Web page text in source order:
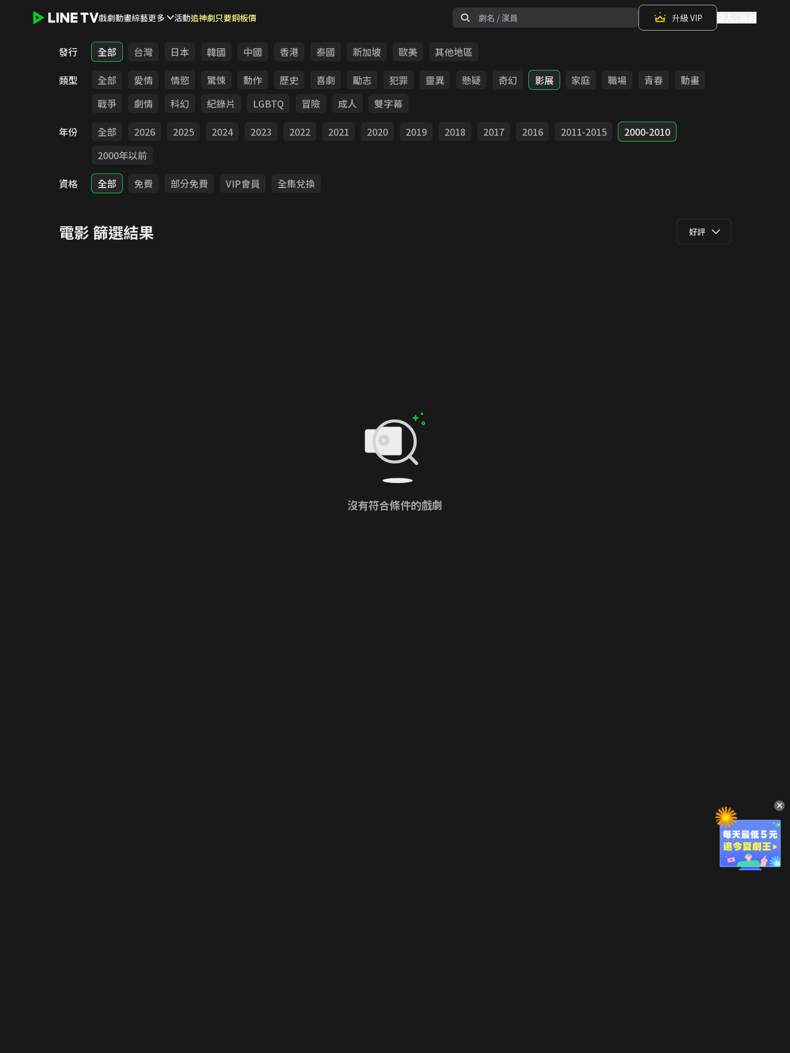
戲劇動畫綜藝更多 活動追神劇只要銅板價 升級 VIP
發行 全部 台灣 日本 韓國 中國 香港 泰國 新加坡 歐美
其他地區
類型
全部 愛情 情慾 驚悚 動作 歷史 喜劇 勵志 犯罪 靈異 懸疑 奇幻 影展 家庭 職場 青春
動畫
戰爭
劇情 科幻 紀錄片 LGBTQ 冒險 成人
雙字幕
年份
全部 2026 2025 2024 2023 2022 2021 2020 2019 2018 2017 2016 2011-2015
2000-2010
2000年以前
資格
全部 免費 部分免費 VIP會員 全集兌換
電影 篩選結果 好評
沒有符合條件的戲劇